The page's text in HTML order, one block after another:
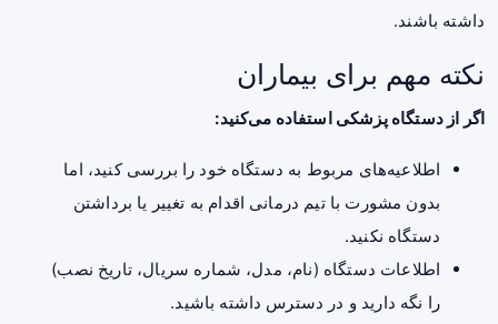
داشته باشند.
نکته مهم برای بیماران
اگر از دستگاه پزشکی استفاده می‌کنید:
اطلاعیه‌های مربوط به دستگاه خود را بررسی کنید، اما
بدون مشورت با تیم درمانی اقدام به تغییر یا برداشتن
دستگاه نکنید.
اطلاعات دستگاه (نام، مدل، شماره سریال، تاریخ نصب)
را نگه دارید و در دسترس داشته باشید.